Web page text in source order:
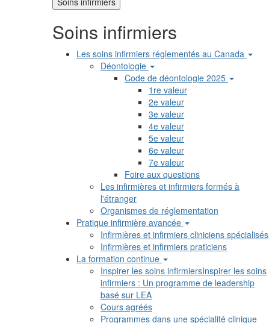
Soins infirmiers
Les soins infirmiers réglementés au Canada
Déontologie
Code de déontologie 2025
1re valeur
2e valeur
3e valeur
4e valeur
5e valeur
6e valeur
7e valeur
Foire aux questions
Les infirmières et infirmiers formés à
l'étranger
Organismes de réglementation
Pratique infirmière avancée
Infirmières et infirmiers cliniciens spécialisés
Infirmières et infirmiers praticiens
La formation continue
Inspirer les soins infirmiersInspirer les soins
infirmiers : Un programme de leadership
basé sur LEA
Cours agréés
Programmes dans une spécialité clinique